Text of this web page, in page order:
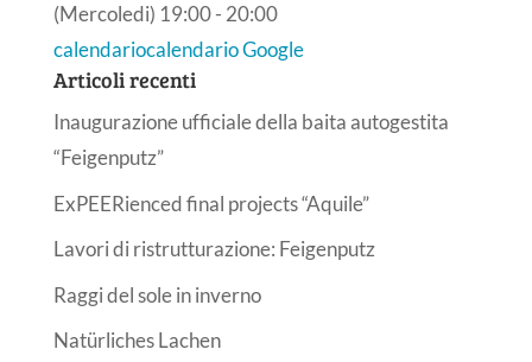
(Mercoledi) 19:00 - 20:00
calendariocalendario Google
Articoli recenti
Inaugurazione ufficiale della baita autogestita
“Feigenputz”
ExPEERienced final projects “Aquile”
Lavori di ristrutturazione: Feigenputz
Raggi del sole in inverno
Natürliches Lachen